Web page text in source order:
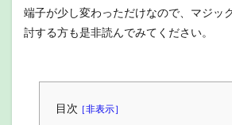
端子が少し変わっただけなので、マジッ
討する方も是非読んでみてください。
目次